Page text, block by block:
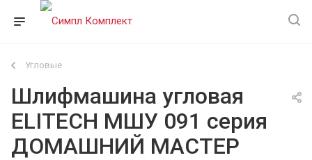
Угловые
Шлифмашина угловая
ELITECH МШУ 091 серия
ДОМАШНИЙ МАСТЕР